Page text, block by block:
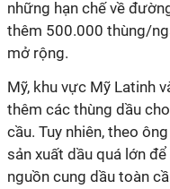
những hạn chế về
thêm 500.000 thùng/
mở rộng.
Mỹ, khu vực Mỹ Latinh
thêm các thùng dầu
cầu. Tuy nhiên, theo
sản xuất dầu quá lớn
nguồn cung dầu toàn